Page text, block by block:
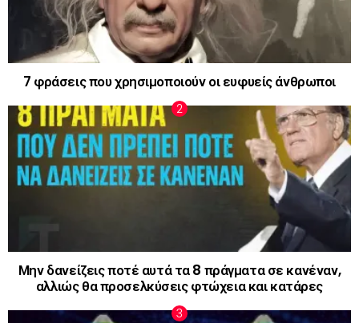
7 φράσεις που χρησιμοποιούν οι ευφυείς άνθρωποι
Μην δανείζεις ποτέ αυτά τα 8 πράγματα σε κανέναν,
αλλιώς θα προσελκύσεις φτώχεια και κατάρες